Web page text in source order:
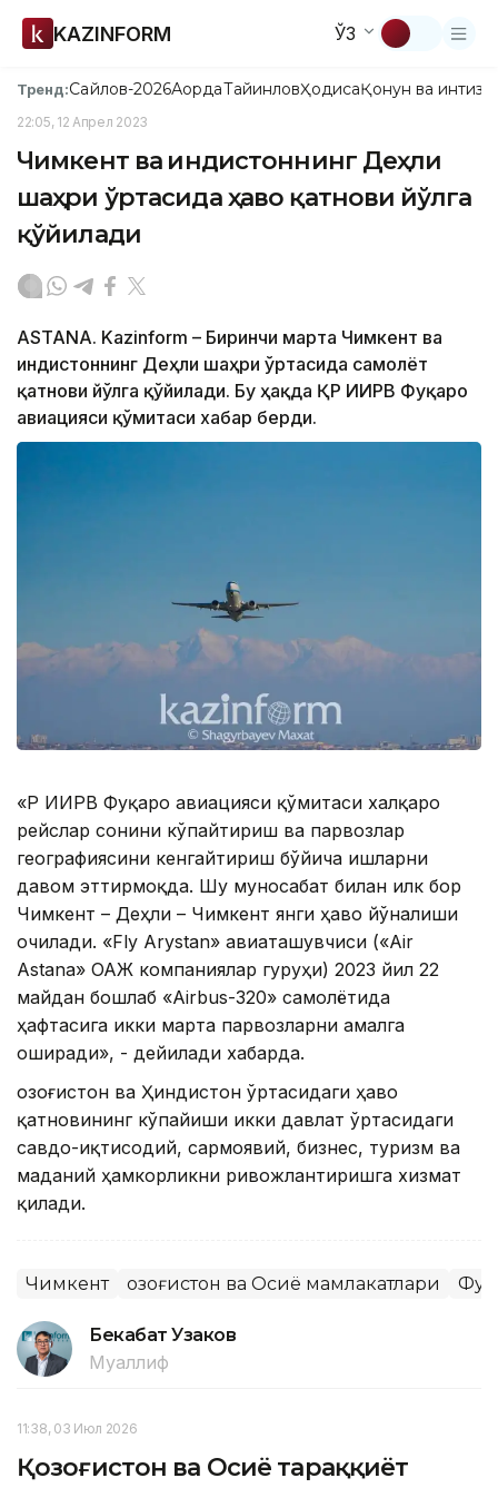
KAZINFORM ЎЗ
Тренд:Сайлов-2026АқордаТайинловҲодисаҚонун ва
22:05, 12 Апрел 2023
Чимкент ва Ҳиндистоннинг Деҳли
шаҳри ўртасида ҳаво қатнови йўлга
қўйилади
ASTANА. Kazinform – Биринчи марта Чимкент ва
Ҳиндистоннинг Деҳли шаҳри ўртасида самолёт
қатнови йўлга қўйилади. Бу ҳақда ҚР ИИРВ Фуқаро
авиацияси қўмитаси хабар берди.
«ҚР ИИРВ Фуқаро авиацияси қўмитаси халқаро
рейслар сонини кўпайтириш ва парвозлар
географиясини кенгайтириш бўйича ишларни
давом эттирмоқда. Шу муносабат билан илк бор
Чимкент – ​​Деҳли – Чимкент янги ҳаво йўналиши
очилади. «Fly Arystan» авиаташувчиси («Аir
Astana» ОАЖ компаниялар гуруҳи) 2023 йил 22
майдан бошлаб «Airbus-320» самолётида
ҳафтасига икки марта парвозларни амалга
оширади», - дейилади хабарда.
Қозоғистон ва Ҳиндистон ўртасидаги ҳаво
қатновининг кўпайиши икки давлат ўртасидаги
савдо-иқтисодий, сармоявий, бизнес, туризм ва
маданий ҳамкорликни ривожлантиришга хизмат
қилади.
Чимкент Қозоғистон ва Осиё мамлакатлари
Бекабат Узаков
Муаллиф
11:38, 03 Июл 2026
Қозоғистон ва Осиё тараққиёт